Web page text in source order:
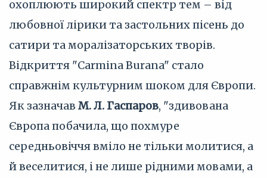
охоплюють широкий спектр тем – від
любовної лірики та застольних пісень до
сатири та моралізаторських творів.
Відкриття "Carmina Burana" стало
справжнім культурним шоком для Європи.
Як зазначав М. Л. Гаспаров, "здивована
Європа побачила, що похмуре
середньовіччя вміло не тільки молитися, а
й веселитися, і не лише рідними мовами, а